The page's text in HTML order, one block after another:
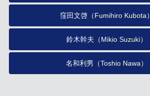
窪田文啓（Fumihiro Kubota）
鈴木幹夫（Mikio Suzuki）
名和利男（Toshio Nawa）